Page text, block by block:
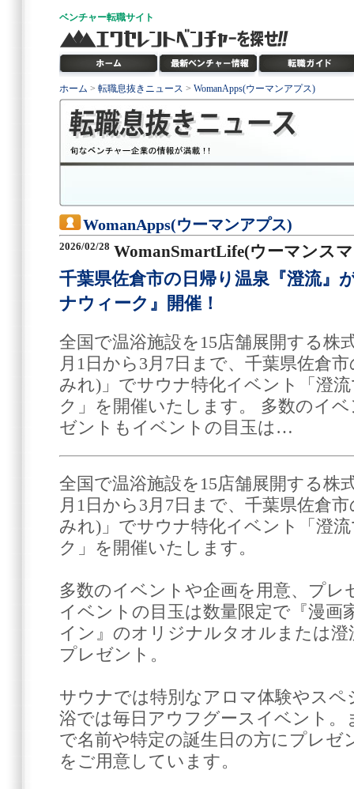
ベンチャー転職サイト
ホーム > 転職息抜きニュース > WomanApps(ウーマンアプス)
WomanApps(ウーマンアプス)
2026/02/28 WomanSmartLife(ウーマンス
千葉県佐倉市の日帰り温泉『澄流』
ナウィーク』開催！
全国で温浴施設を15店舗展開する株
月1日から3月7日まで、千葉県佐倉
みれ)」でサウナ特化イベント「澄
ク」を開催いたします。 多数のイ
ゼントもイベントの目玉は…
全国で温浴施設を15店舗展開する株
月1日から3月7日まで、千葉県佐倉
みれ)」でサウナ特化イベント「澄
ク」を開催いたします。
多数のイベントや企画を用意、プレ
イベントの目玉は数量限定で『漫画
イン』のオリジナルタオルまたは
プレゼント。
サウナでは特別なアロマ体験やスペ
浴では毎日アウフグースイベント
で名前や特定の誕生日の方にプレゼ
をご用意しています。